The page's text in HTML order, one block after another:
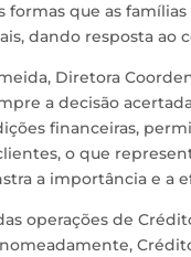
formas que as
dando resposta
Diretora
a decisão
financeiras,
o que
a importância e a
operações de